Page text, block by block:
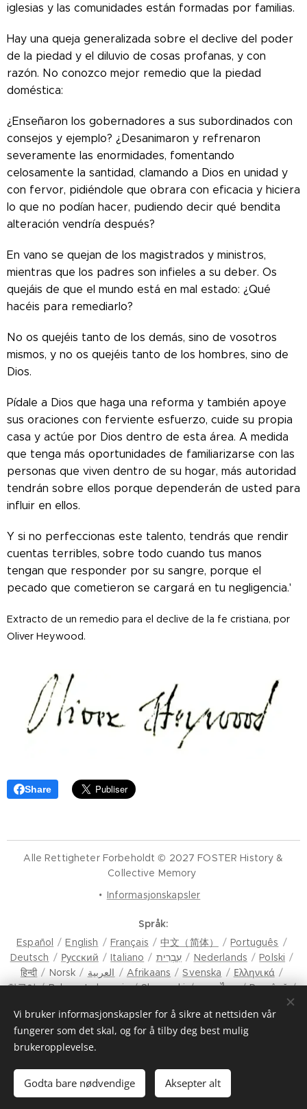
iglesias y las comunidades están formadas por familias.
Hay una queja generalizada sobre el declive del poder
de la piedad y el diluvio de cosas profanas, y con
razón. No conozco mejor remedio que la piedad
doméstica:
¿Enseñaron los gobernadores a sus subordinados con
consejos y ejemplo? ¿Desanimaron y refrenaron
severamente las enormidades, fomentando
celosamente la santidad, clamando a Dios en unidad y
con fervor, pidiéndole que obrara con eficacia y hiciera
lo que no podían hacer, pudiendo decir qué bendita
alteración vendría después?
En vano se quejan de los magistrados y ministros,
mientras que los padres son infieles a su deber. Os
quejáis de que el mundo está en mal estado: ¿Qué
hacéis para remediarlo?
No os quejéis tanto de los demás, sino de vosotros
mismos, y no os quejéis tanto de los hombres, sino de
Dios.
Pídale a Dios que haga una reforma y también apoye
sus oraciones con ferviente esfuerzo, cuide su propia
casa y actúe por Dios dentro de esta área. A medida
que tenga más oportunidades de familiarizarse con las
personas que viven dentro de su hogar, más autoridad
tendrán sobre ellos porque dependerán de usted para
influir en ellos.
Y si no perfeccionas este talento, tendrás que rendir
cuentas terribles, sobre todo cuando tus manos
tengan que responder por su sangre, porque el
pecado que cometieron se cargará en tu negligencia.'
Extracto de un remedio para el declive de la fe cristiana, por
Oliver Heywood.
Share
Alle Rettigheter Forbeholdt © 2027 FOSTER History &
Collective Memory
Informasjonskapsler
Språk
Español
English Français 中文（简体）
Português
Deutsch
Русский Italiano עִבְרִית Nederlands
Polski
हिन्दी
Norsk العربية Afrikaans Svenska
Ελληνικά
한국어
Bahasa Indonesia Slovenski ภาษาไทย
Română
Latviešu Valoda
Türkçe Tiếng Việt 日本語
Srpski
Eesti keel
Magyar മലയാളം فارسی
Bosanski
Lietuvių kalba
Македонски јазик
Euskara سنڌي Български
Magyar
Català
Vi bruker informasjonskapsler for å sikre at nettsiden vår
fungerer som det skal, og for å tilby deg best mulig
brukeropplevelse.
Godta bare nødvendige Aksepter alt